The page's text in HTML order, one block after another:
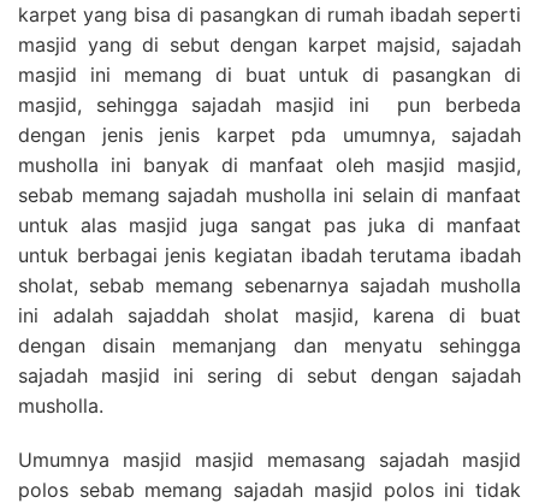
karpet yang bisa di pasangkan di rumah ibadah seperti
masjid yang di sebut dengan karpet majsid, sajadah
masjid ini memang di buat untuk di pasangkan di
masjid, sehingga sajadah masjid ini pun berbeda
dengan jenis jenis karpet pda umumnya, sajadah
musholla ini banyak di manfaat oleh masjid masjid,
sebab memang sajadah musholla ini selain di manfaat
untuk alas masjid juga sangat pas juka di manfaat
untuk berbagai jenis kegiatan ibadah terutama ibadah
sholat, sebab memang sebenarnya sajadah musholla
ini adalah sajaddah sholat masjid, karena di buat
dengan disain memanjang dan menyatu sehingga
sajadah masjid ini sering di sebut dengan sajadah
musholla.
Umumnya masjid masjid memasang sajadah masjid
polos sebab memang sajadah masjid polos ini tidak